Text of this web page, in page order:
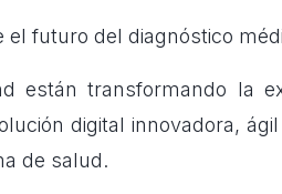
el futuro del diagnóstico
están transformando la
digital innovadora,
de salud.